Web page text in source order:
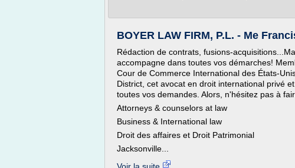
BOYER LAW FIRM, P.L. - Me
Rédaction de contrats, fusions-
accompagne dans toutes vos démarches!
Cour de Commerce International des États-
District, cet avocat en droit international privé
toutes vos demandes. Alors, n'hésitez pas à
Attorneys & counselors at law
Business & International law
Droit des affaires et Droit Patrimonial
Jacksonville...